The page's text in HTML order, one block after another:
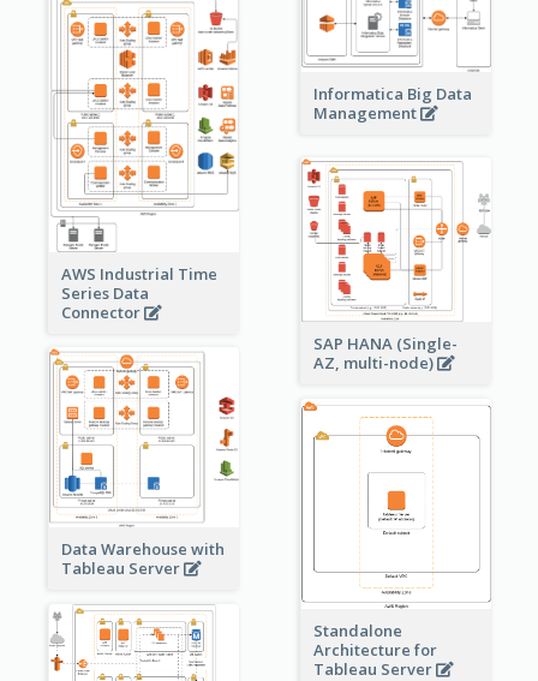
AWS Industrial Time
Series Data
Connector
Informatica Big Data
Management
SAP HANA (Single-
AZ, multi-node)
Data Warehouse with
Tableau Server
Standalone
Architecture for
Tableau Server